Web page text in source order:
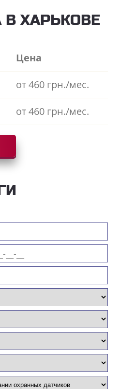
В ХАРЬКОВЕ
Цена
от 460 грн./мес.
от 460 грн./мес.